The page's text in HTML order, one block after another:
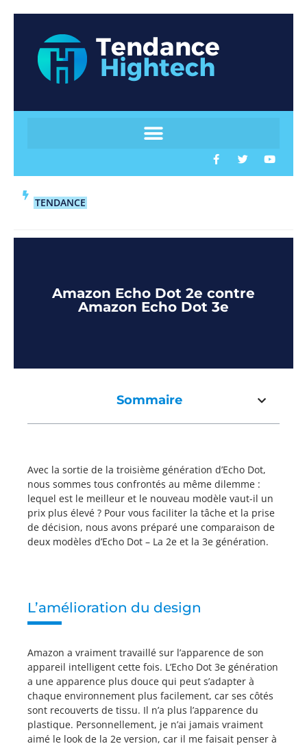
TENDANCE
Amazon Echo Dot 2e contre
Amazon Echo Dot 3e
Sommaire
Avec la sortie de la troisième génération d’Echo Dot,
nous sommes tous confrontés au même dilemme :
lequel est le meilleur et le nouveau modèle vaut-il un
prix plus élevé ? Pour vous faciliter la tâche et la prise
de décision, nous avons préparé une comparaison de
deux modèles d’Echo Dot – La 2e et la 3e génération.
L’amélioration du design
Amazon a vraiment travaillé sur l’apparence de son
appareil intelligent cette fois. L’Echo Dot 3e génération
a une apparence plus douce qui peut s’adapter à
chaque environnement plus facilement, car ses côtés
sont recouverts de tissu. Il n’a plus l’apparence du
plastique. Personnellement, je n’ai jamais vraiment
aimé le look de la 2e version, car il me faisait penser à